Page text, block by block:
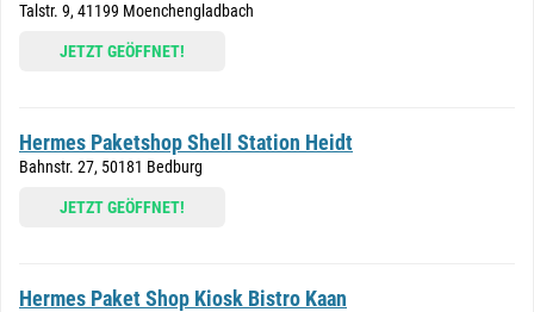
Talstr. 9, 41199 Moenchengladbach
JETZT GEÖFFNET!
Hermes Paketshop Shell Station Heidt
Bahnstr. 27, 50181 Bedburg
JETZT GEÖFFNET!
Hermes Paket Shop Kiosk Bistro Kaan